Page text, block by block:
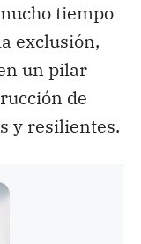
tiempo
exclusión,
un pilar
de
y resilientes.